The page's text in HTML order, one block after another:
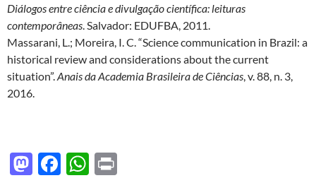
Diálogos entre ciência e divulgação científica: leituras
contemporâneas. Salvador: EDUFBA, 2011.
Massarani, L.; Moreira, I. C. “Science communication in Brazil: a
historical review and considerations about the current
situation”.Anais da Academia Brasileira de Ciências, v. 88, n. 3,
2016.
M F
W